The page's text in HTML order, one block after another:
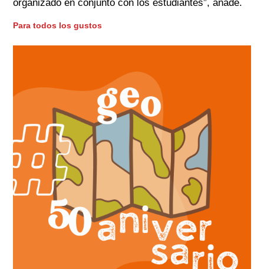
organizado en conjunto con los estudiantes”, añade.
Para todos los gustos